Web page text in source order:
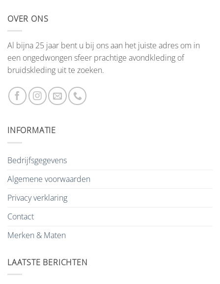
OVER ONS
Al bijna 25 jaar bent u bij ons aan het juiste adres om in
een ongedwongen sfeer prachtige avondkleding of
bruidskleding uit te zoeken.
INFORMATIE
Bedrijfsgegevens
Algemene voorwaarden
Privacy verklaring
Contact
Merken & Maten
LAATSTE BERICHTEN